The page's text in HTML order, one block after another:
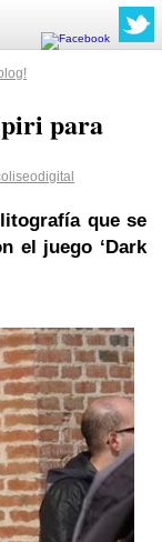
para
que se
el juego ‘Dark